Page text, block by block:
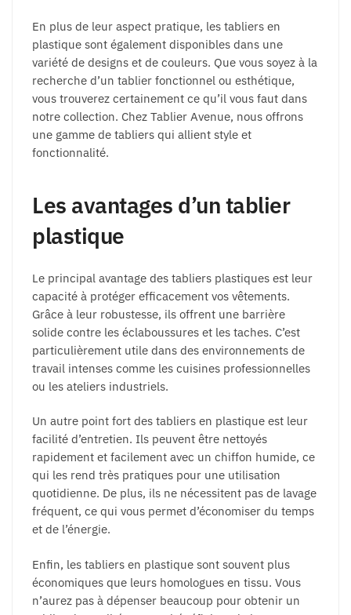
En plus de leur aspect pratique, les tabliers en
plastique sont également disponibles dans une
variété de designs et de couleurs. Que vous soyez à la
recherche d’un tablier fonctionnel ou esthétique,
vous trouverez certainement ce qu’il vous faut dans
notre collection. Chez Tablier Avenue, nous offrons
une gamme de tabliers qui allient style et
fonctionnalité.
Les avantages d’un tablier
plastique
Le principal avantage des tabliers plastiques est leur
capacité à protéger efficacement vos vêtements.
Grâce à leur robustesse, ils offrent une barrière
solide contre les éclaboussures et les taches. C’est
particulièrement utile dans des environnements de
travail intenses comme les cuisines professionnelles
ou les ateliers industriels.
Un autre point fort des tabliers en plastique est leur
facilité d’entretien. Ils peuvent être nettoyés
rapidement et facilement avec un chiffon humide, ce
qui les rend très pratiques pour une utilisation
quotidienne. De plus, ils ne nécessitent pas de lavage
fréquent, ce qui vous permet d’économiser du temps
et de l’énergie.
Enfin, les tabliers en plastique sont souvent plus
économiques que leurs homologues en tissu. Vous
n’aurez pas à dépenser beaucoup pour obtenir un